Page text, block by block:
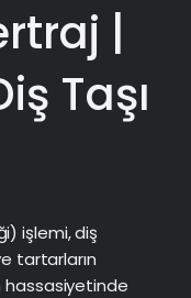
|
Taşı
işlemi, diş
tartarların
hassasiyetinde